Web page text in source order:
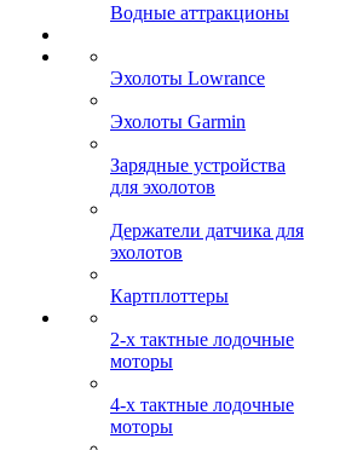
Водные аттракционы
Эхолоты Lowrance
Эхолоты Garmin
Зарядные устройства
для эхолотов
Держатели датчика для
эхолотов
Картплоттеры
2-х тактные лодочные
моторы
4-х тактные лодочные
моторы